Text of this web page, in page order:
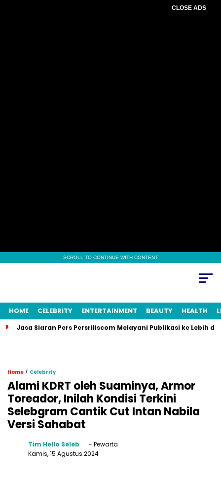
CLOSE ADS
SCROLL TO CONTINUE WITH CONTENT
HOME CELEBRITY ENTERTAINMENT BEAUTY HEALTH
Jasa Siaran Pers Persriliscom Melayani Publikasi ke Lebih
Home / Celebrity
Alami KDRT oleh Suaminya, Armor
Toreador, Inilah Kondisi Terkini
Selebgram Cantik Cut Intan Nabila
Versi Sahabat
Tim Hello Seleb
- Pewarta
Kamis, 15 Agustus 2024